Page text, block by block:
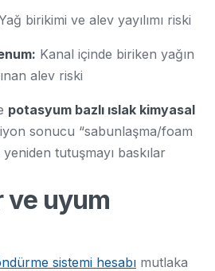
birikimi ve alev yayılımı riski
Kanal içinde biriken yağın
alev riski
potasyum bazlı ıslak kimyasal
sonucu “sabunlaşma/foam
tutuşmayı baskılar
ve uyum
sistemi hesabı mutlaka